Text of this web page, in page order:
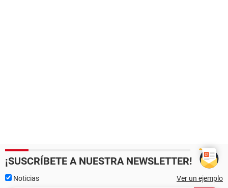
¡SUSCRÍBETE A NUESTRA NEWSLETTER!
Noticias Ver un ejemplo